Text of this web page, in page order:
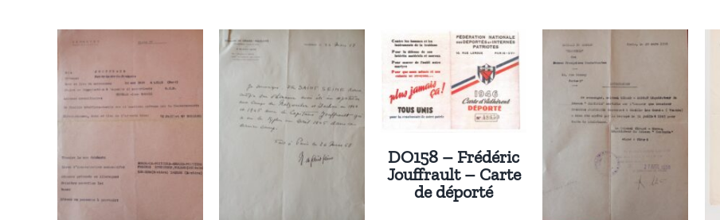
DO158 – Frédéric
Jouffrault – Carte
de déporté